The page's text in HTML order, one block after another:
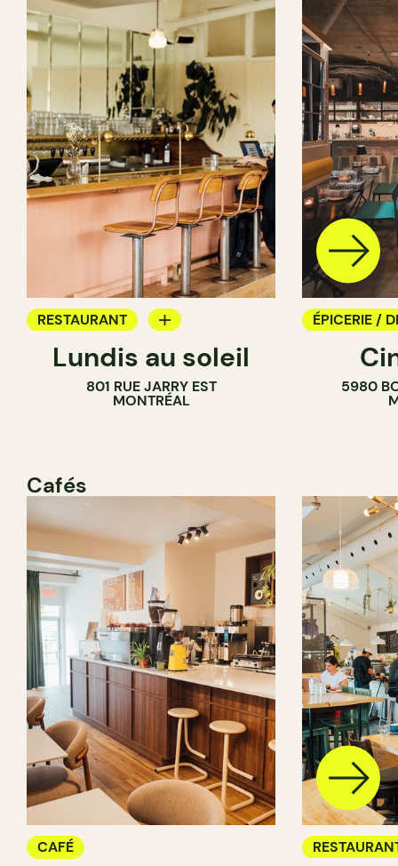
RESTAURANT
BAR À VIN
Lundis au soleil
801 RUE JARRY EST
MONTRÉAL
ÉPICERIE /
COMPTOIR
CAVISTE
5980
Cafés
CAFÉ